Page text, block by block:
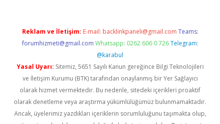
Reklam ve İletişim: E-mail: backlinkpaneli@gmail.com Teams:
forumhizmeti@gmail.com Whatsapp: 0262 606 0 726 Telegram:
@karabul
Yasal Uyarı: Sitemiz, 5651 Sayılı Kanun gereğince Bilgi Teknolojileri
ve İletişim Kurumu (BTK) tarafından onaylanmış bir Yer Sağlayıcı
olarak hizmet vermektedir. Bu nedenle, sitedeki içerikleri proaktif
olarak denetleme veya araştırma yükümlülüğümüz bulunmamaktadır.
Ancak, üyelerimiz yazdıkları içeriklerin sorumluluğunu taşımakta olup,